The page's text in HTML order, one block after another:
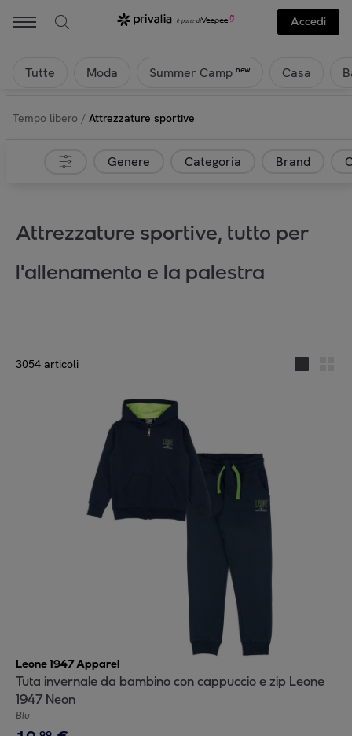
Accedi
Tutte Moda Summer Camp new Casa
Tempo libero / Attrezzature sportive
Genere Categoria Brand
Attrezzature sportive, tutto per
l'allenamento e la palestra
3054 articoli
Leone 1947 Apparel
Tuta invernale da bambino con cappuccio e zip Leone
1947 Neon
Blu